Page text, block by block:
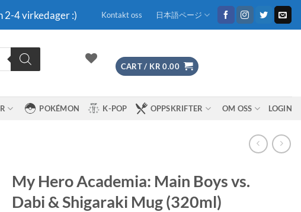
2-4 virkedager :) Kontakt oss 日本語ページ
CART / KR 0.00
POKÉMON K-POP OPPSKRIFTER OM OSS LOGIN
My Hero Academia: Main Boys vs.
Dabi & Shigaraki Mug (320ml)